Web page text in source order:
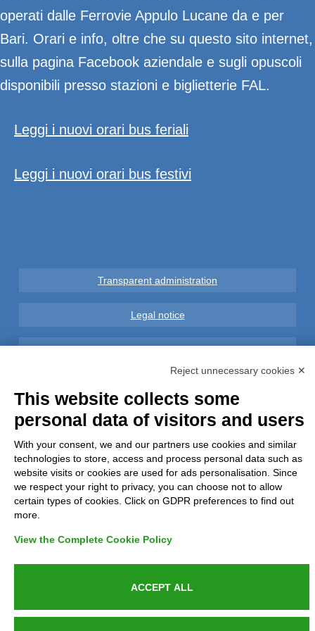
operati dalle Ferrovie Appulo Lucane da e per
Bari. Orari e info, oltre che su questo sito internet,
sulla pagina Facebook aziendale e sugli opuscoli
disponibili presso stazioni e biglietterie FAL.
Leggi i nuovi orari bus feriali
Leggi i nuovi orari bus festivi
Transparent administration
Legal notice
Privacy
Complaints
Refunds and Indemnities
Contacts
Reject unnecessary cookies ✕
This website collects some
personal data of visitors and users
With your consent, we and our partners use cookies and similar
technologies to store, access and process personal data such as
website visits or cookies are used for ads personalisation. Since
we respect your right to privacy, you can choose not to allow
certain types of cookies. Click on GDPR preferences to find out
more.
View the Complete Cookie Policy
ACCEPT ALL